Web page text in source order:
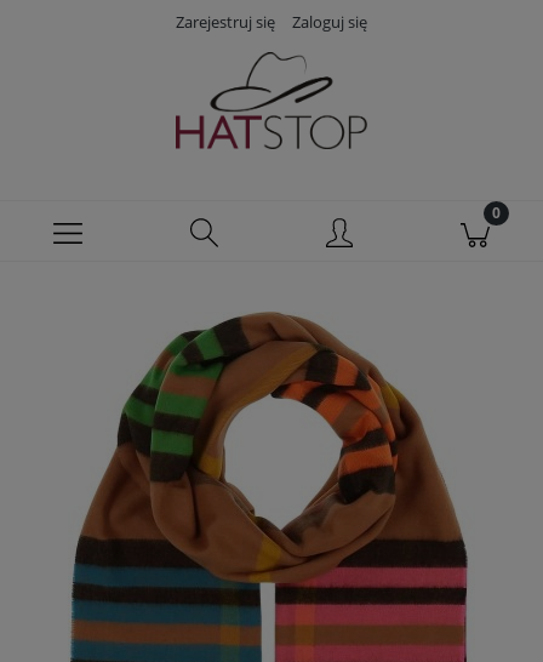
Zarejestruj się Zaloguj się